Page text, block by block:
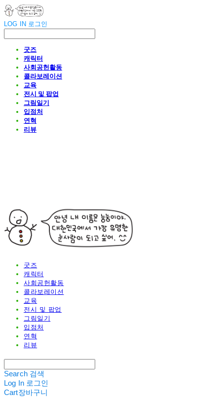
LOG IN 로그인
굿즈
캐릭터
사회공헌활동
콜라보레이션
교육
전시 및 팝업
그림일기
입점처
연혁
리뷰
굿즈
캐릭터
사회공헌활동
콜라보레이션
교육
전시 및 팝업
그림일기
입점처
연혁
리뷰
Search 검색
Log In 로그인
Cart장바구니